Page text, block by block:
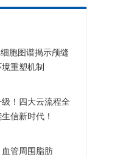
胞图谱揭示颅缝
重塑机制
！四大云流程全
信新时代！
管周围脂肪